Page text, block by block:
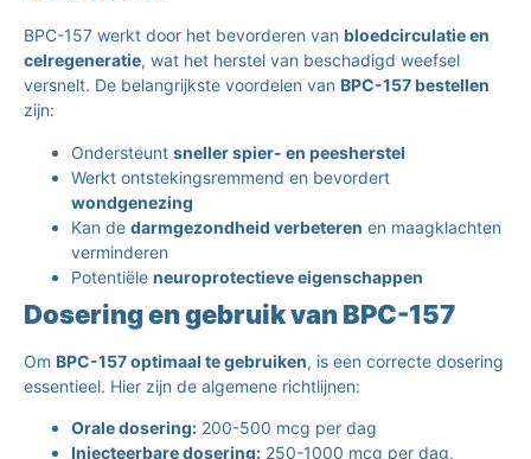
BPC-157 werkt door het bevorderen van bloedcirculatie en
celregeneratie, wat het herstel van beschadigd weefsel
versnelt. De belangrijkste voordelen van BPC-157 bestellen
zijn:
Ondersteunt sneller spier- en peesherstel
Werkt ontstekingsremmend en bevordert
wondgenezing
Kan de darmgezondheid verbeteren en maagklachten
verminderen
Potentiële neuroprotectieve eigenschappen
Dosering en gebruik van BPC-157
Om BPC-157 optimaal te gebruiken, is een correcte dosering
essentieel. Hier zijn de algemene richtlijnen:
Orale dosering: 200-500 mcg per dag
Injecteerbare dosering: 250-1000 mcg per dag,